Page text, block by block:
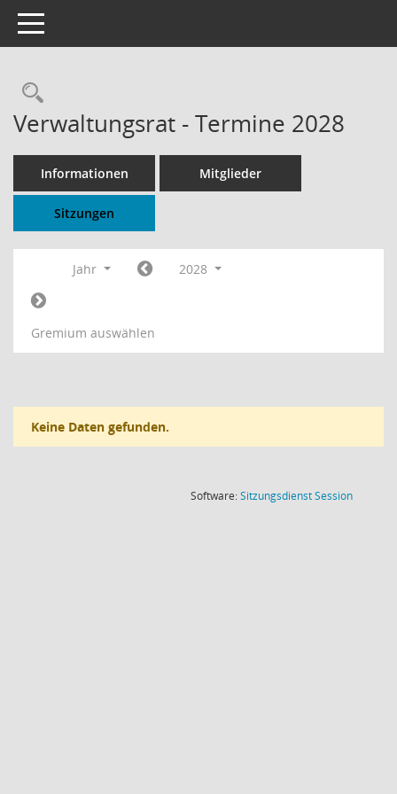
Toggle navigation
Rechercheauswahl
Verwaltungsrat - Termine 2028
Informationen Mitglieder
Sitzungen
Jahr 2028
Gremium auswählen
Keine Daten gefunden.
Software:SitzungsdienstSession(Wird in